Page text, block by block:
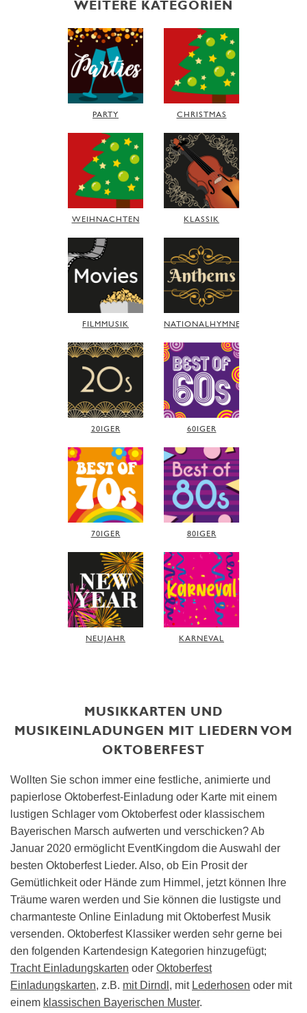
WEITERE KATEGORIEN
PARTY CHRISTMAS
WEIHNACHTEN KLASSIK
FILMMUSIK NATIONALHYMNEN
20IGER 60IGER
70IGER 80IGER
NEUJAHR KARNEVAL
MUSIKKARTEN UND
MUSIKEINLADUNGEN MIT LIEDERN VOM
OKTOBERFEST
Wollten Sie schon immer eine festliche, animierte und
papierlose Oktoberfest-Einladung oder Karte mit einem
lustigen Schlager vom Oktoberfest oder klassischem
Bayerischen Marsch aufwerten und verschicken? Ab
Januar 2020 ermöglicht EventKingdom die Auswahl der
besten Oktoberfest Lieder. Also, ob Ein Prosit der
Gemütlichkeit oder Hände zum Himmel, jetzt können Ihre
Träume waren werden und Sie können die lustigste und
charmanteste Online Einladung mit Oktoberfest Musik
versenden. Oktoberfest Klassiker werden sehr gerne bei
den folgenden Kartendesign Kategorien hinzugefügt;
Tracht Einladungskarten oder Oktoberfest
Einladungskarten, z.B. mit Dirndl , mit Lederhosen oder mit
einem klassischen Bayerischen Muster.